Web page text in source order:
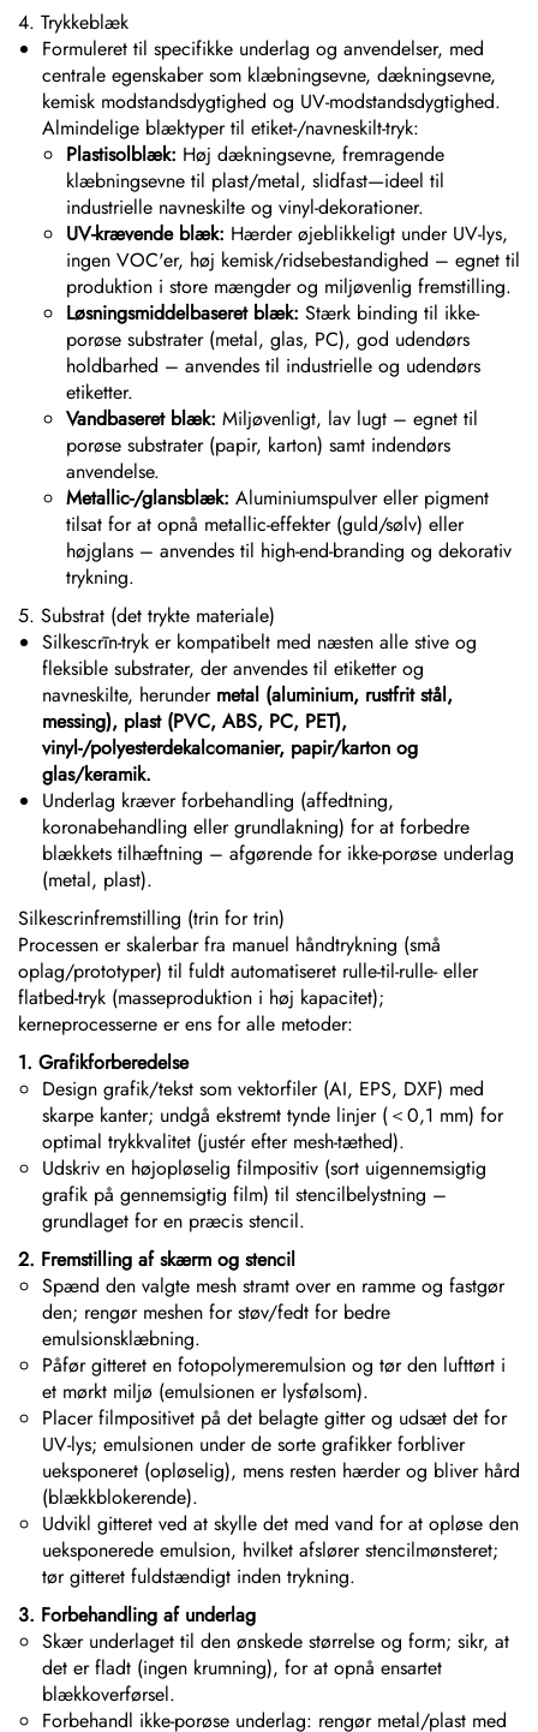
4. Trykkeblæk
Formuleret til specifikke underlag og anvendelser, med
centrale egenskaber som klæbningsevne, dækningsevne,
kemisk modstandsdygtighed og UV-modstandsdygtighed.
Almindelige blæktyper til etiket-/navneskilt-tryk:
Plastisolblæk: Høj dækningsevne, fremragende
klæbningsevne til plast/metal, slidfast—ideel til
industrielle navneskilte og vinyl-dekorationer.
UV-krævende blæk: Hærder øjeblikkeligt under UV-lys,
ingen VOC'er, høj kemisk/ridsebestandighed – egnet til
produktion i store mængder og miljøvenlig fremstilling.
Løsningsmiddelbaseret blæk: Stærk binding til ikke-
porøse substrater (metal, glas, PC), god udendørs
holdbarhed – anvendes til industrielle og udendørs
etiketter.
Vandbaseret blæk: Miljøvenligt, lav lugt – egnet til
porøse substrater (papir, karton) samt indendørs
anvendelse.
Metallic-/glansblæk: Aluminiumspulver eller pigment
tilsat for at opnå metallic-effekter (guld/sølv) eller
højglans – anvendes til high-end-branding og dekorativ
trykning.
5. Substrat (det trykte materiale)
Silkescrīn-tryk er kompatibelt med næsten alle stive og
fleksible substrater, der anvendes til etiketter og
navneskilte, herunder metal (aluminium, rustfrit stål,
messing), plast (PVC, ABS, PC, PET),
vinyl-/polyesterdekalcomanier, papir/karton og
glas/keramik.
Underlag kræver forbehandling (affedtning,
koronabehandling eller grundlakning) for at forbedre
blækkets tilhæftning – afgørende for ikke-porøse underlag
(metal, plast).
Silkescrinfremstilling (trin for trin)
Processen er skalerbar fra manuel håndtrykning (små
oplag/prototyper) til fuldt automatiseret rulle-til-rulle- eller
flatbed-tryk (masseproduktion i høj kapacitet);
kerneprocesserne er ens for alle metoder:
1. Grafikforberedelse
Design grafik/tekst som vektorfiler (AI, EPS, DXF) med
skarpe kanter; undgå ekstremt tynde linjer (＜0,1 mm) for
optimal trykkvalitet (justér efter mesh-tæthed).
Udskriv en højopløselig filmpositiv (sort uigennemsigtig
grafik på gennemsigtig film) til stencilbelystning –
grundlaget for en præcis stencil.
2. Fremstilling af skærm og stencil
Spænd den valgte mesh stramt over en ramme og fastgør
den; rengør meshen for støv/fedt for bedre
emulsionsklæbning.
Påfør gitteret en fotopolymeremulsion og tør den lufttørt i
et mørkt miljø (emulsionen er lysfølsom).
Placer filmpositivet på det belagte gitter og udsæt det for
UV-lys; emulsionen under de sorte grafikker forbliver
ueksponeret (opløselig), mens resten hærder og bliver hård
(blækkblokerende).
Udvikl gitteret ved at skylle det med vand for at opløse den
ueksponerede emulsion, hvilket afslører stencilmønsteret;
tør gitteret fuldstændigt inden trykning.
3. Forbehandling af underlag
Skær underlaget til den ønskede størrelse og form; sikr, at
det er fladt (ingen krumning), for at opnå ensartet
blækkoverførsel.
Forbehandl ikke-porøse underlag: rengør metal/plast med